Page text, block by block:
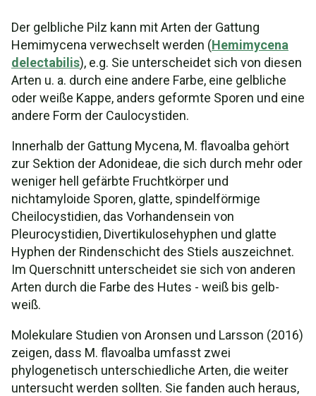
Der gelbliche Pilz kann mit Arten der Gattung
Hemimycena verwechselt werden (Hemimycena
delectabilis), e.g. Sie unterscheidet sich von diesen
Arten u. a. durch eine andere Farbe, eine gelbliche
oder weiße Kappe, anders geformte Sporen und eine
andere Form der Caulocystiden.
Innerhalb der Gattung Mycena, M. flavoalba gehört
zur Sektion der Adonideae, die sich durch mehr oder
weniger hell gefärbte Fruchtkörper und
nichtamyloide Sporen, glatte, spindelförmige
Cheilocystidien, das Vorhandensein von
Pleurocystidien, Divertikulosehyphen und glatte
Hyphen der Rindenschicht des Stiels auszeichnet.
Im Querschnitt unterscheidet sie sich von anderen
Arten durch die Farbe des Hutes - weiß bis gelb-
weiß.
Molekulare Studien von Aronsen und Larsson (2016)
zeigen, dass M. flavoalba umfasst zwei
phylogenetisch unterschiedliche Arten, die weiter
untersucht werden sollten. Sie fanden auch heraus,